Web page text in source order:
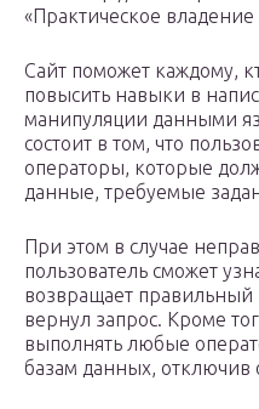
«Практическое
Сайт поможет каждому,
повысить навыки в
манипуляции данными
состоит в том, что
операторы, которые
данные, требуемые
При этом в случае
пользователь сможет
возвращает правильный
вернул запрос. Кроме
выполнять любые
базам данных,